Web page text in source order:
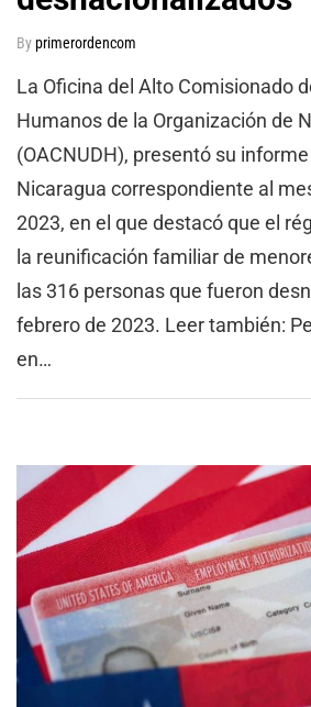
Byprimerordencom
La Oficina del Alto Comisionado
Humanos de la Organización de
(OACNUDH), presentó su
Nicaragua correspondiente al
2023, en el que destacó que el
la reunificación familiar de
las 316 personas que fueron
febrero de 2023. Leer también:
en…